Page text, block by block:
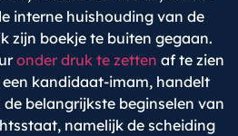
interne huishouding van de
zijn boekje te buiten gegaan.
onder druk te zetten af te zien
kandidaat-imam, handelt
belangrijkste beginselen van
namelijk de scheiding